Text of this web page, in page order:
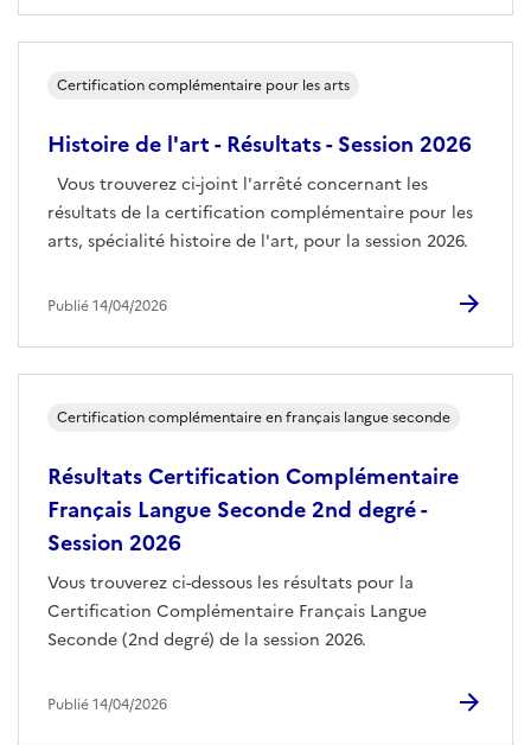
Histoire de l'art - Résultats - Session 2026
Vous trouverez ci-joint l'arrêté concernant les
résultats de la certification complémentaire pour les
arts, spécialité histoire de l'art, pour la session 2026.
Certification complémentaire pour les arts
Publié 14/04/2026
Résultats Certification Complémentaire
Français Langue Seconde 2nd degré -
Session 2026
Vous trouverez ci-dessous les résultats pour la
Certification Complémentaire Français Langue
Seconde (2nd degré) de la session 2026.
Certification complémentaire en français langue seconde
Publié 14/04/2026